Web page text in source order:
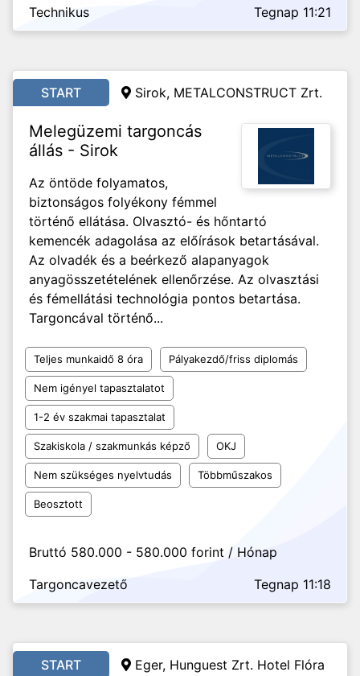
Technikus
Tegnap 11:21
START Sirok, METALCONSTRUCT Zrt.
Melegüzemi targoncás
állás - Sirok
Az öntöde folyamatos,
biztonságos folyékony fémmel
történő ellátása. Olvasztó- és hőntartó
kemencék adagolása az előírások betartásával.
Az olvadék és a beérkező alapanyagok
anyagösszetételének ellenőrzése. Az olvasztási
és fémellátási technológia pontos betartása.
Targoncával történő...
Teljes munkaidő 8 óra Pályakezdő/friss diplomás
Nem igényel tapasztalatot
1-2 év szakmai tapasztalat
Szakiskola / szakmunkás képző OKJ
Nem szükséges nyelvtudás Többműszakos
Beosztott
Bruttó 580.000 - 580.000 forint / Hónap
Targoncavezető
Tegnap 11:18
START
Eger, Hunguest Zrt. Hotel Flóra